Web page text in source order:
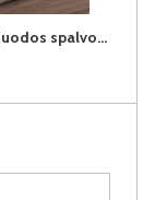
DOLLIS apvalus staliukas (Chanel Stone/Juodos spalvos kojos)